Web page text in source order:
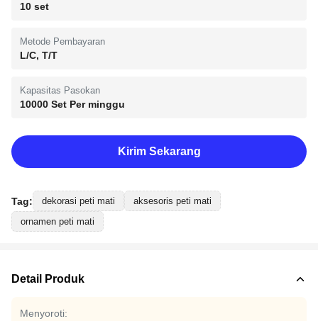
10 set
Metode Pembayaran
L/C, T/T
Kapasitas Pasokan
10000 Set Per minggu
Kirim Sekarang
Tag: dekorasi peti mati
aksesoris peti mati
ornamen peti mati
Detail Produk
Menyoroti: